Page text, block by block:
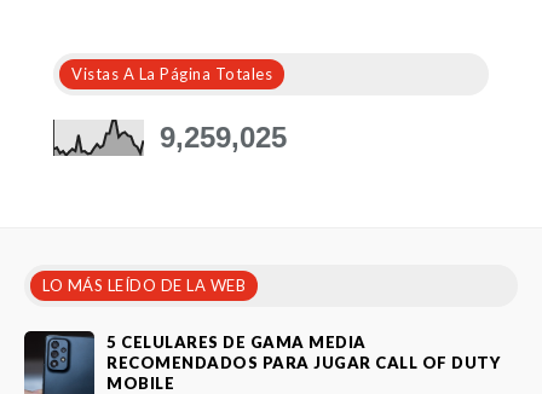
Vistas A La Página Totales
9,259,025
LO MÁS LEÍDO DE LA WEB
5 CELULARES DE GAMA MEDIA
RECOMENDADOS PARA JUGAR CALL OF DUTY
MOBILE